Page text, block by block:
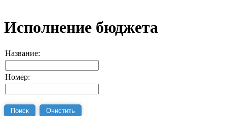
Исполнение бюджета
Название:
Номер: